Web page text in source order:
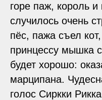
горе паж, король
случилось очень
пёс, пажа съел кот,
принцессу мышка
будет хорошо:
марципана.
голос Сиркки